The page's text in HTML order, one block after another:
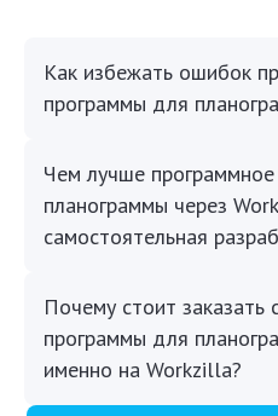
Как избежать ошибок
программы для
Чем лучше
планограммы через
самостоятельная
Почему стоит заказать
программы для
именно на Workzilla?